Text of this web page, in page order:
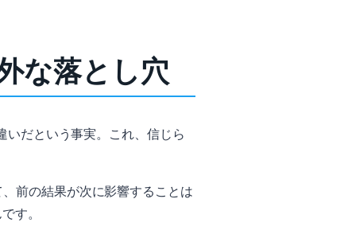
な落とし穴
いだという事実。これ、信じら
前の結果が次に影響することは
す。